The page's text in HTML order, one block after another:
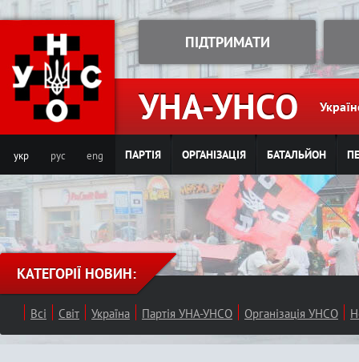
Jump to navigation
УНА-УНСО
ПІДТРИМАТИ
укр рус eng ПАРТІЯ ОРГАНІЗАЦІЯ БАТАЛЬЙОН
КАТЕГОРІЇ НОВИН:
Всі Світ Україна Партія УНА-УНСО Організація УНСО